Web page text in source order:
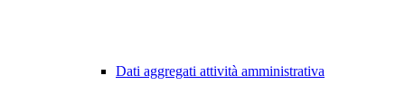
Dati aggregati attività amministrativa